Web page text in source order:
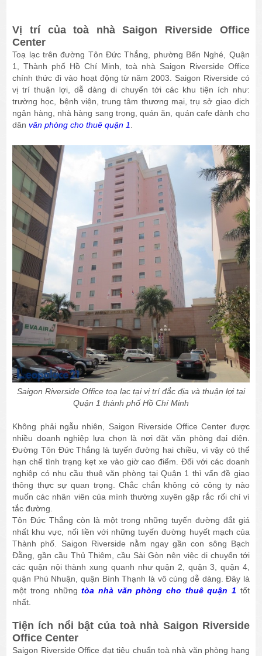
Vị trí của toà nhà Saigon Riverside Office
Center
Toạ lạc trên đường Tôn Đức Thắng, phường Bến Nghé, Quận
1, Thành phố Hồ Chí Minh, toà nhà Saigon Riverside Office
chính thức đi vào hoạt động từ năm 2003. Saigon Riverside có
vị trí thuận lợi, dễ dàng di chuyển tới các khu tiện ích như:
trường học, bệnh viện, trung tâm thương mại, trụ sở giao dịch
ngân hàng, nhà hàng sang trọng, quán ăn, quán cafe dành cho
dânvăn phòng cho thuê quận 1
Saigon Riverside Office toạ lạc tại vị trí đắc địa và thuận lợi tại
Quận 1 thành phố Hồ Chí Minh
Không phải ngẫu nhiên, Saigon Riverside Office Center được
nhiều doanh nghiệp lựa chọn là nơi đặt văn phòng đại diện.
Đường Tôn Đức Thắng là tuyến đường hai chiều, vì vậy có thể
hạn chế tình trạng kẹt xe vào giờ cao điểm. Đối với các doanh
nghiệp có nhu cầu thuê văn phòng tại Quận 1 thì vấn đề giao
thông thực sự quan trọng. Chắc chắn không có công ty nào
muốn các nhân viên của mình thường xuyên gặp rắc rối chỉ vì
tắc đường.
Tôn Đức Thắng còn là một trong những tuyến đường đắt giá
nhất khu vực, nối liền với những tuyến đường huyết mạch của
Thành phố. Saigon Riverside nằm ngay gần con sông Bạch
Đằng, gần cầu Thủ Thiêm, cầu Sài Gòn nên việc di chuyển tới
các quận nội thành xung quanh như quận 2, quận 3, quận 4,
quận Phú Nhuận, quận Bình Thạnh là vô cùng dễ dàng. Đây là
một trong nhữngtòa nhà văn phòng cho thuê quận 1 tốt
nhất.
Tiện ích nổi bật của toà nhà Saigon Riverside
Office Center
Saigon Riverside Office đạt tiêu chuẩn toà nhà văn phòng hạng